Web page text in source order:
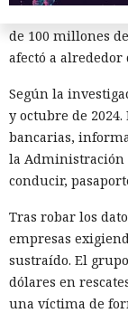
de 100 millones
afectó a
Según la
y octubre de
bancarias,
la Administración
conducir,
Tras robar los
empresas
sustraído. El
dólares en
una víctima de
borraron
los